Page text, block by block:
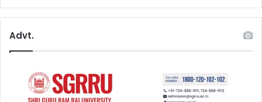
Advt.